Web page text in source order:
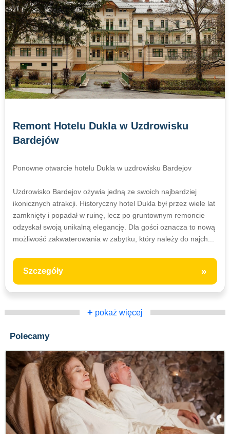
Remont Hotelu Dukla w Uzdrowisku
Bardejów
Ponowne otwarcie hotelu Dukla w uzdrowisku Bardejov
Uzdrowisko Bardejov ożywia jedną ze swoich najbardziej
ikonicznych atrakcji. Historyczny hotel Dukla był przez wiele lat
zamknięty i popadał w ruinę, lecz po gruntownym remoncie
odzyskał swoją unikalną elegancję. Dla gości oznacza to nową
możliwość zakwaterowania w zabytku, który należy do najch...
Szczegóły »
+ pokaż więcej
Polecamy